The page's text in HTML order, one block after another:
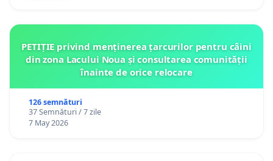
PETIȚIE privind menținerea țarcurilor pentru câini
din zona Lacului Noua și consultarea comunității
înainte de orice relocare
126 semnături
37 Semnături / 7 zile
7 May 2026